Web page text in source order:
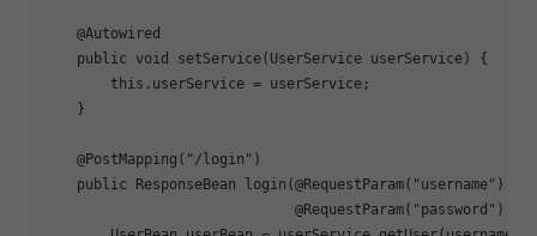
@Autowired
public
void setService(UserService userService)
{
this .userService = userService;
    }
@PostMapping ( "/login" )
public ResponseBean login (@RequestParam( "username" )
                              @
RequestParam( "password" )